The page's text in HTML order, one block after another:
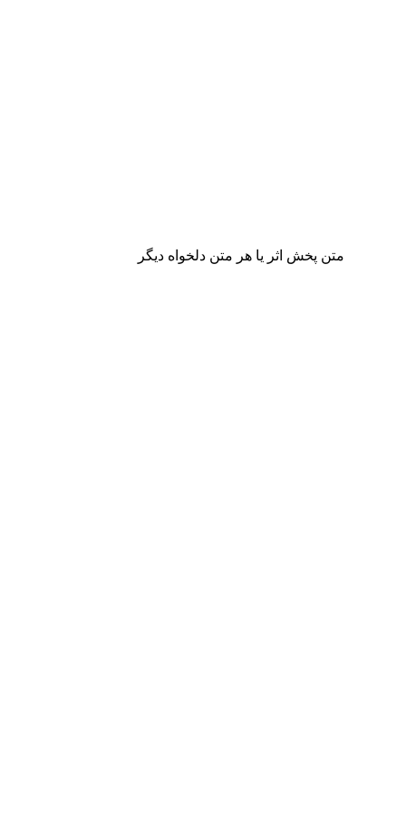
متن پخش اثر یا هر متن دلخواه دیگر